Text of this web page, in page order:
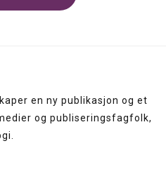
en ny publikasjon og et
og publiseringsfagfolk,